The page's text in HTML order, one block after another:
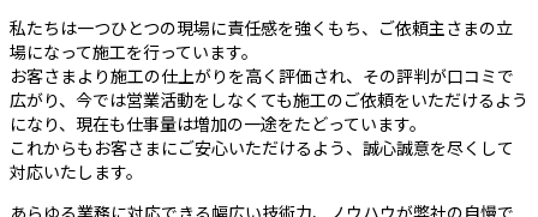
私たちは一つひとつの現場に責任感を強くもち、ご依頼主さまの立
場になって施工を行っています。
お客さまより施工の仕上がりを高く評価され、その評判が口コミで
広がり、今では営業活動をしなくても施工のご依頼をいただけるよう
になり、現在も仕事量は増加の一途をたどっています。
これからもお客さまにご安心いただけるよう、誠心誠意を尽くして
対応いたします。
あらゆる業務に対応できる幅広い技術力、ノウハウが弊社の自慢で